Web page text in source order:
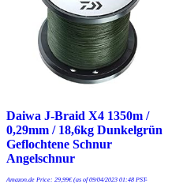
Daiwa J-Braid X4 1350m /
0,29mm / 18,6kg Dunkelgrün
Geflochtene Schnur
Angelschnur
Amazon.de Price: 29,99€(as of 09/04/2023 01:48 PST-